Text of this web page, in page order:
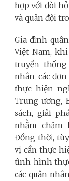
hợp với đòi
và quân đội
Gia đình
Việt Nam,
truyền
nhân, các
thực hiện
Trung ương,
sách, giải
nhằm chăm
Đồng thời,
vị cần thực
tình hình
các quân